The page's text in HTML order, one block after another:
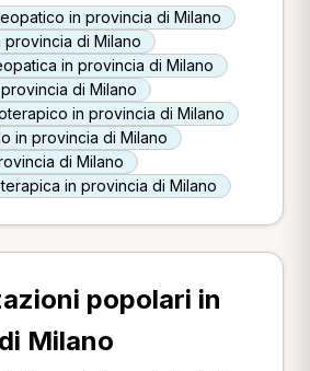
in provincia di Milano
provincia di Milano
in provincia di Milano
di Milano
in provincia di Milano
in provincia di Milano
di Milano
in provincia di Milano
popolari in
Milano